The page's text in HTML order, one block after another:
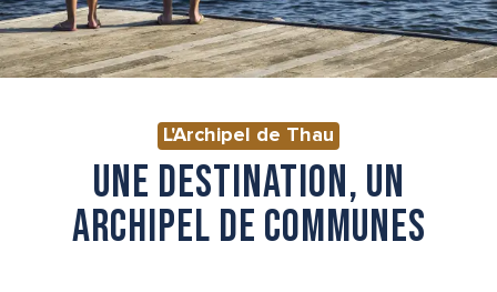
L'Archipel de Thau
UNE DESTINATION, UN
ARCHIPEL DE COMMUNES